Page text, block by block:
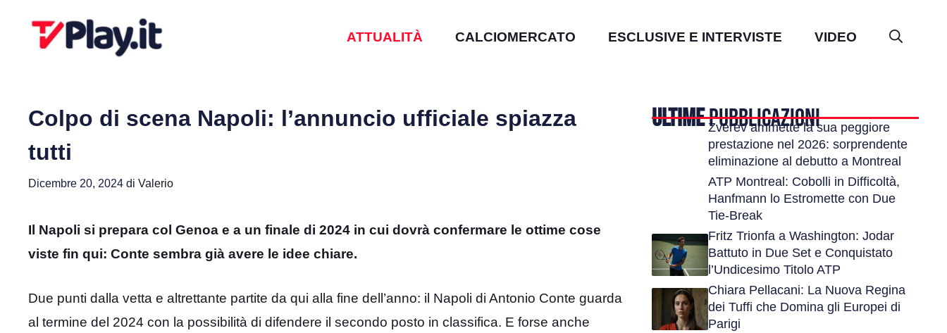
ATTUALITÀ CALCIOMERCATO ESCLUSIVE E INTERVISTE VIDEO
Colpo di scena Napoli: l’annuncio ufficiale spiazza
tutti
Dicembre 20, 2024 di Valerio
Il Napoli si prepara col Genoa e a un finale di 2024 in cui dovrà confermare le ottime cose
viste fin qui: Conte sembra già avere le idee chiare.
Due punti dalla vetta e altrettante partite da qui alla fine dell’anno: il Napoli di Antonio Conte guarda
al termine del 2024 con la possibilità di difendere il secondo posto in classifica. E forse anche
ULTIMEPUBBLICAZIONI
Zverev ammette la sua peggiore
prestazione nel 2026: sorprendente
eliminazione al debutto a Montreal
ATP Montreal: Cobolli in Difficoltà,
Hanfmann lo Estromette con Due
Tie-Break
Fritz Trionfa a Washington: Jodar
Battuto in Due Set e Conquistato
l’Undicesimo Titolo ATP
Chiara Pellacani: La Nuova Regina
dei Tuffi che Domina gli Europei di
Parigi